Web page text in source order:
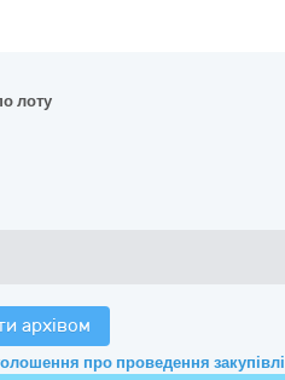
лоту
архівом
про проведення закупівлі